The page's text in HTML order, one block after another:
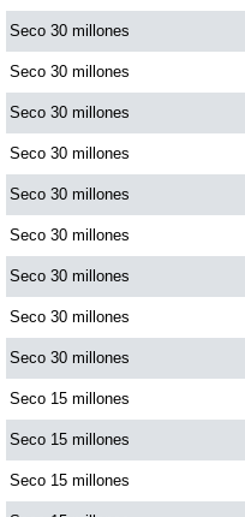
Fantástica Día
Fantástica Noche
Motilon Tarde
Motilon Noche
Paisita Día
Paisita Noche
Paisita 3
Seco 30 millones
Seco 30 millones
Seco 30 millones
Seco 30 millones
Seco 30 millones
Seco 30 millones
Seco 30 millones
Seco 30 millones
Seco 30 millones
Seco 15 millones
Seco 15 millones
Seco 15 millones